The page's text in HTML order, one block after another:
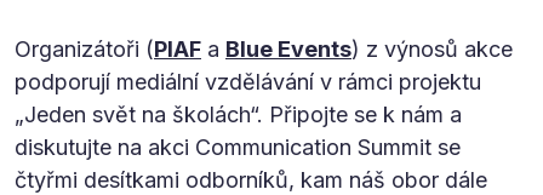
Organizátoři (PIAF a Blue Events) z výnosů akce
podporují mediální vzdělávání v rámci projektu
„Jeden svět na školách“. Připojte se k nám a
diskutujte na akci Communication Summit se
čtyřmi desítkami odborníků, kam náš obor dále